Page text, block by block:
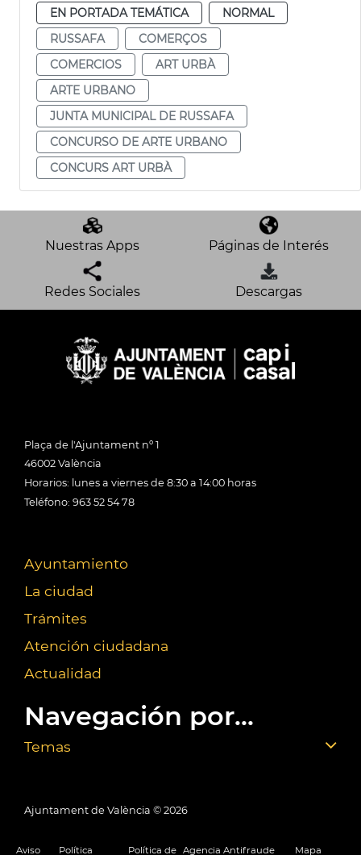
EN PORTADA TEMÁTICA
NORMAL
RUSSAFA
COMERÇOS
COMERCIOS
ART URBÀ
ARTE URBANO
JUNTA MUNICIPAL DE RUSSAFA
CONCURSO DE ARTE URBANO
CONCURS ART URBÀ
Nuestras Apps Páginas de Interés
Redes Sociales Descargas
Plaça de l'Ajuntament nº 1
46002 València
Horarios: lunes a viernes de 8:30 a 14:00 horas
Teléfono: 963 52 54 78
Ayuntamiento
La ciudad
Trámites
Atención ciudadana
Actualidad
Navegación por...
Temas
Ajuntament de València © 2026
Aviso Política Política de Agencia Antifraude Mapa